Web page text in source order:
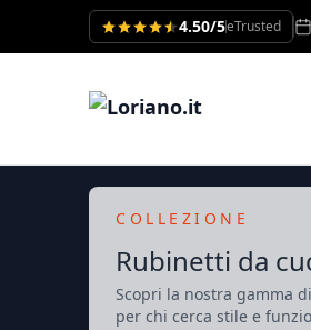
4.50/5eTrusted
COLLEZIONE
Rubinetti da
Scopri la nostra gamma
per chi cerca stile e